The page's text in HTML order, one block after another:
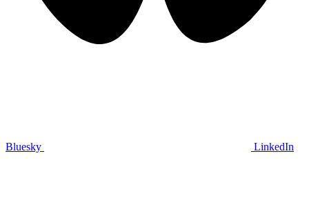
Bluesky LinkedIn